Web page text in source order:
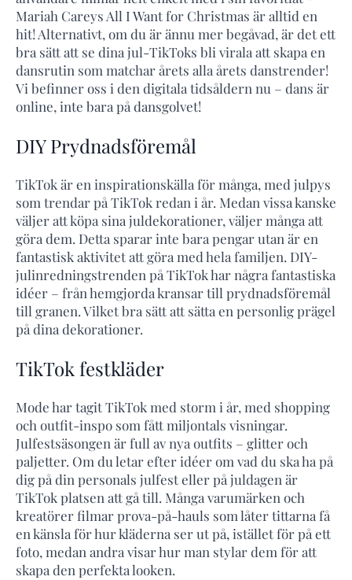
Mariah Careys All I Want for Christmas är alltid en
hit! Alternativt, om du är ännu mer begåvad, är det ett
bra sätt att se dina jul-TikToks bli virala att skapa en
dansrutin som matchar årets alla årets danstrender!
Vi befinner oss i den digitala tidsåldern nu – dans är
online, inte bara på dansgolvet!
DIY Prydnadsföremål
TikTok är en inspirationskälla för många, med julpys
som trendar på TikTok redan i år. Medan vissa kanske
väljer att köpa sina juldekorationer, väljer många att
göra dem. Detta sparar inte bara pengar utan är en
fantastisk aktivitet att göra med hela familjen. DIY-
julinredningstrenden på TikTok har några fantastiska
idéer – från hemgjorda kransar till prydnadsföremål
till granen. Vilket bra sätt att sätta en personlig prägel
på dina dekorationer.
TikTok festkläder
Mode har tagit TikTok med storm i år, med shopping
och outfit-inspo som fått miljontals visningar.
Julfestsäsongen är full av nya outfits – glitter och
paljetter. Om du letar efter idéer om vad du ska ha på
dig på din personals julfest eller på juldagen är
TikTok platsen att gå till. Många varumärken och
kreatörer filmar prova-på-hauls som låter tittarna få
en känsla för hur kläderna ser ut på, istället för på ett
foto, medan andra visar hur man stylar dem för att
skapa den perfekta looken.